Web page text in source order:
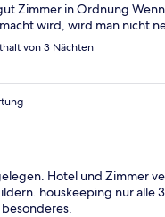
Zimmer in Ordnung
wird, wird man nicht
von 3 Nächten
Hotel und Zimmer
houskeeping nur alle